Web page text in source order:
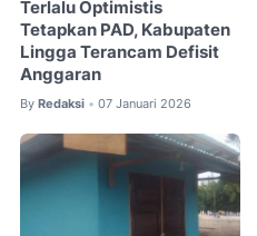
Terlalu Optimistis
Tetapkan PAD, Kabupaten
Lingga Terancam Defisit
Anggaran
By Redaksi • 07 Januari 2026